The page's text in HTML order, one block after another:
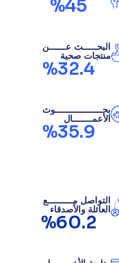
%45
البحـــــث عــــــن
منتجات صحية
%32.4
بحـــــــــــــــــوث
الأعمـــــــال
%35.9
التواصل مـــــــــع
العائلة والأصدقاء
%60.2